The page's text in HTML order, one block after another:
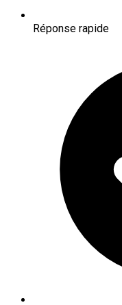
Réponse rapide